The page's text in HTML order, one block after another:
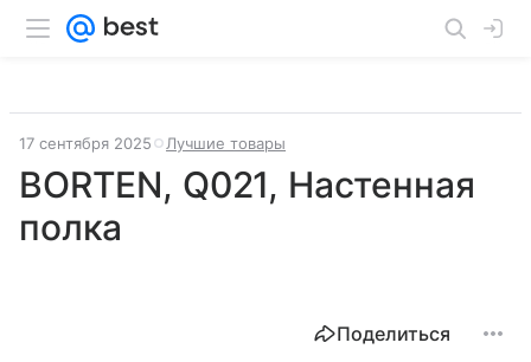
17 сентября 2025 Лучшие товары
BORTEN, Q021, Настенная
полка
Поделиться